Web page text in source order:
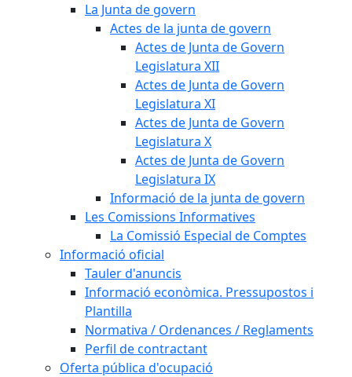
La Junta de govern
Actes de la junta de govern
Actes de Junta de Govern
Legislatura XII
Actes de Junta de Govern
Legislatura XI
Actes de Junta de Govern
Legislatura X
Actes de Junta de Govern
Legislatura IX
Informació de la junta de govern
Les Comissions Informatives
La Comissió Especial de Comptes
Informació oficial
Tauler d'anuncis
Informació econòmica. Pressupostos i
Plantilla
Normativa / Ordenances / Reglaments
Perfil de contractant
Oferta pública d'ocupació